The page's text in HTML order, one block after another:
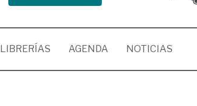
LIBRERÍAS AGENDA NOTICIAS